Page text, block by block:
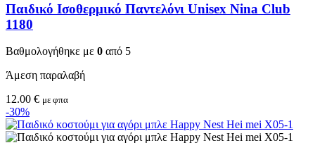
Παιδικό Ισοθερμικό Παντελόνι Unisex Nina Club
1180
Βαθμολογήθηκε με 0 από 5
Άμεση παραλαβή
12.00 € με φπα
-30%